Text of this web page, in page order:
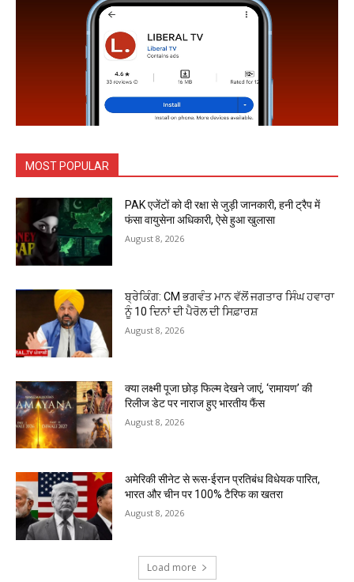
MOST POPULAR
PAK एजेंटों को दी रक्षा से जुड़ी जानकारी, हनी ट्रैप में
फंसा वायुसेना अधिकारी, ऐसे हुआ खुलासा
August 8, 2026
ਬ੍ਰੇਕਿੰਗ: CM ਭਗਵੰਤ ਮਾਨ ਵੱਲੋਂ ਜਗਤਾਰ ਸਿੰਘ ਹਵਾਰਾ
ਨੂੰ 10 ਦਿਨਾਂ ਦੀ ਪੈਰੋਲ ਦੀ ਸਿਫ਼ਾਰਸ਼
August 8, 2026
क्या लक्ष्मी पूजा छोड़ फिल्म देखने जाएं, ‘रामायण’ की
रिलीज डेट पर नाराज हुए भारतीय फैंस
August 8, 2026
अमेरिकी सीनेट से रूस-ईरान प्रतिबंध विधेयक पारित,
भारत और चीन पर 100% टैरिफ का खतरा
August 8, 2026
Load more